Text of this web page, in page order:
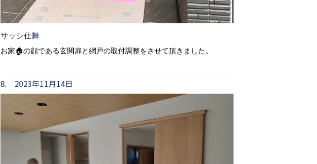
サッシ仕舞
お家🏠の顔である玄関扉と網戸の取付調整をさせて頂きました。
8. 2023年11月14日